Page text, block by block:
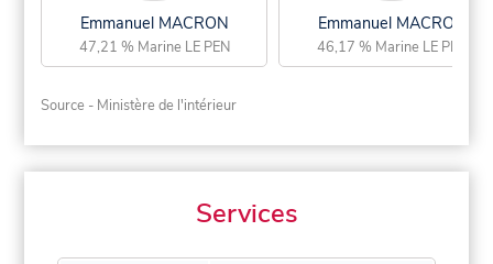
Emmanuel MACRON
47,21 % Marine LE PEN
Emmanuel MACRON
46,17 % Marine LE PEN
Source - Ministère de l'intérieur
Services